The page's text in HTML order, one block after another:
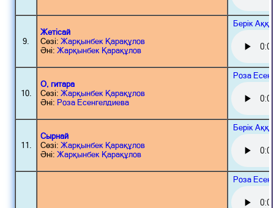
9.
Жетісай
Сөзі: Жарқынбек Қарақұлов
Әні: Жарқынбек Қарақұлов
Берік
10.
О, гитара
Сөзі: Жарқынбек Қарақұлов
Әні: Роза Есенгелдиева
Роза
11.
Сырнай
Сөзі: Жарқынбек Қарақұлов
Әні: Жарқынбек Қарақұлов
Берік
Роза